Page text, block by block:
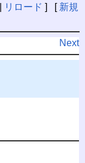
リロード ] [ 新規
Next